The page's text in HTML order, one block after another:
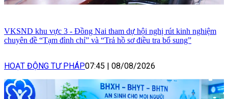
VKSND khu vực 3 - Đồng Nai tham dự hội nghị rút kinh nghiệm
chuyên đề “Tạm đình chỉ” và “Trả hồ sơ điều tra bổ sung”
HOẠT ĐỘNG TƯ PHÁP07:45 08/08/2026